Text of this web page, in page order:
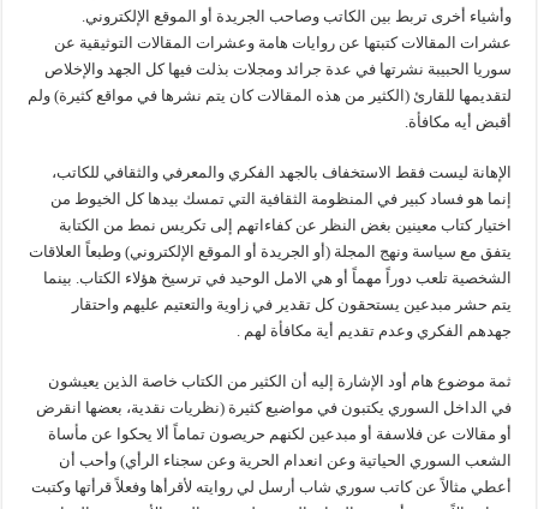
وأشياء أخرى تربط بين الكاتب وصاحب الجريدة أو الموقع الإلكتروني.
عشرات المقالات كتبتها عن روايات هامة وعشرات المقالات التوثيقية عن
سوريا الحبيبة نشرتها في عدة جرائد ومجلات بذلت فيها كل الجهد والإخلاص
لتقديمها للقارئ (الكثير من هذه المقالات كان يتم نشرها في مواقع كثيرة) ولم
أقبض أيه مكافأة.
الإهانة ليست فقط الاستخفاف بالجهد الفكري والمعرفي والثقافي للكاتب،
إنما هو فساد كبير في المنظومة الثقافية التي تمسك بيدها كل الخيوط من
اختيار كتاب معينين بغض النظر عن كفاءاتهم إلى تكريس نمط من الكتابة
يتفق مع سياسة ونهج المجلة (أو الجريدة أو الموقع الإلكتروني) وطبعاً العلاقات
الشخصية تلعب دوراً مهماً أو هي الامل الوحيد في ترسيخ هؤلاء الكتاب. بينما
يتم حشر مبدعين يستحقون كل تقدير في زاوية والتعتيم عليهم واحتقار
جهدهم الفكري وعدم تقديم أية مكافأة لهم .
ثمة موضوع هام أود الإشارة إليه أن الكثير من الكتاب خاصة الذين يعيشون
في الداخل السوري يكتبون في مواضيع كثيرة (نظريات نقدية، بعضها انقرض
أو مقالات عن فلاسفة أو مبدعين لكنهم حريصون تماماً ألا يحكوا عن مأساة
الشعب السوري الحياتية وعن انعدام الحرية وعن سجناء الرأي) وأحب أن
أعطي مثالاً عن كاتب سوري شاب أرسل لي روايته لأقرأها وفعلاً قرأتها وكتبت